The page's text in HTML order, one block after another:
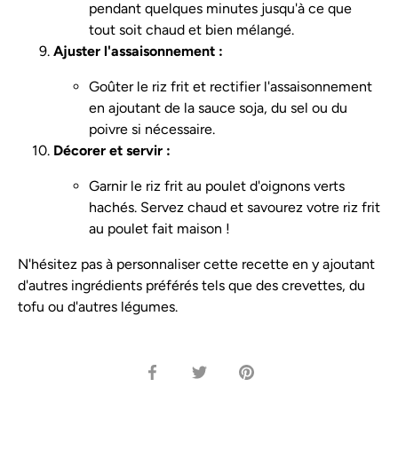
pendant quelques minutes jusqu'à ce que
tout soit chaud et bien mélangé.
Ajuster l'assaisonnement :
Goûter le riz frit et rectifier l'assaisonnement
en ajoutant de la sauce soja, du sel ou du
poivre si nécessaire.
Décorer et servir :
Garnir le riz frit au poulet d'oignons verts
hachés. Servez chaud et savourez votre riz frit
au poulet fait maison !
N'hésitez pas à personnaliser cette recette en y ajoutant
d'autres ingrédients préférés tels que des crevettes, du
tofu ou d'autres légumes.
PartagerPartagerÉpinglez-